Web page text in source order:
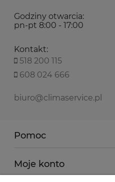
Godziny otwarcia:
pn-pt 8:00 - 17:00
Kontakt:
518 200 115
608 024 666
biuro@climaservice.pl
Pomoc
Moje konto